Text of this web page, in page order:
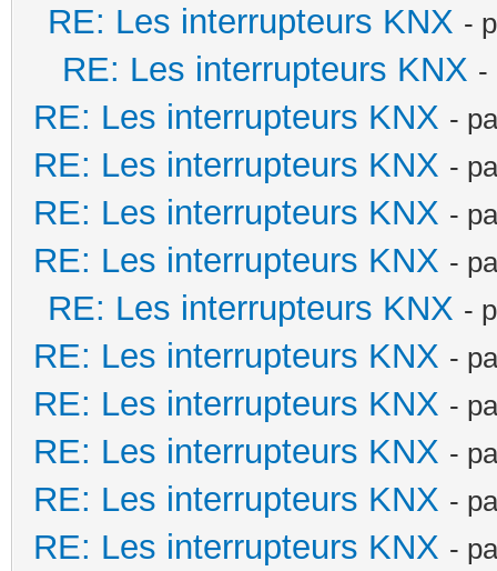
RE: Les interrupteurs KNX -
RE: Les interrupteurs KNX -
RE: Les interrupteurs KNX -
RE: Les interrupteurs KNX -
RE: Les interrupteurs KNX -
RE: Les interrupteurs KNX -
RE: Les interrupteurs KNX -
RE: Les interrupteurs KNX -
RE: Les interrupteurs KNX -
RE: Les interrupteurs KNX -
RE: Les interrupteurs KNX -
RE: Les interrupteurs KNX -